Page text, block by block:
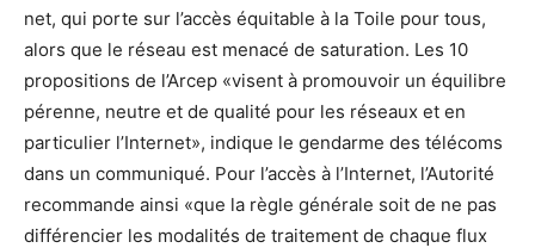
net, qui porte sur l’accès équitable à la Toile pour tous,
alors que le réseau est menacé de saturation. Les 10
propositions de l’Arcep «visent à promouvoir un équilibre
pérenne, neutre et de qualité pour les réseaux et en
particulier l’Internet», indique le gendarme des télécoms
dans un communiqué. Pour l’accès à l’Internet, l’Autorité
recommande ainsi «que la règle générale soit de ne pas
différencier les modalités de traitement de chaque flux